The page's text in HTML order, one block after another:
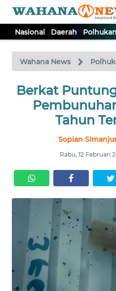
Nasional Daerah
Wahana News
Berkat
Tahun
Sopian
Rabu, 12 Februari
TV
Tutup
NASIONAL
KRIMINAL
EKUIN
SAINS-TEKNO
KESEHATAN
INTERNASIONAL